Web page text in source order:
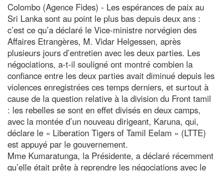
Colombo (Agence Fides) - Les espérances de paix au
Sri Lanka sont au point le plus bas depuis deux ans :
c’est ce qu’a déclaré le Vice-ministre norvégien des
Affaires Etrangères, M. Vidar Helgessen, après
plusieurs jours d’entretien avec les deux parties. Les
négociations, a-t-il souligné ont montré combien la
confiance entre les deux parties avait diminué depuis les
violences enregistrées ces temps derniers, et surtout à
cause de la question relative à la division du Front tamil
: les rebelles se sont en effet divisés en deux camps,
avec la montée d’un nouveau dirigeant, Karuna, qui,
déclare le « Liberation Tigers of Tamil Eelam » (LTTE)
est appuyé par le gouvernement.
Mme Kumaratunga, la Présidente, a déclaré récemment
qu’elle était prête à reprendre les négociations avec le